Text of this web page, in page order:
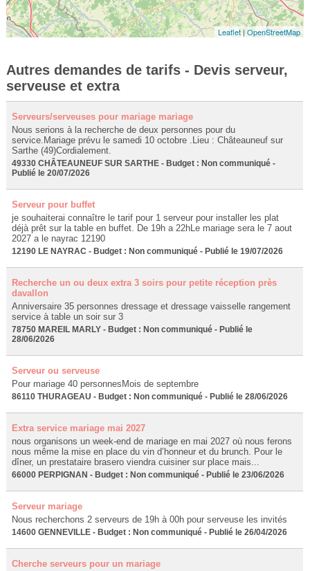
Leaflet |OpenStreetMap
Autres demandes de tarifs - Devis serveur,
serveuse et extra
Serveurs/serveuses pour mariage mariage
Nous serions à la recherche de deux personnes pour du
service.Mariage prévu le samedi 10 octobre .Lieu : Châteauneuf sur
Sarthe (49)Cordialement.
49330 CHÂTEAUNEUF SUR SARTHE - Budget : Non communiqué -
Publié le 20/07/2026
Serveur pour buffet
je souhaiterai connaître le tarif pour 1 serveur pour installer les plat
déjà prêt sur la table en buffet. De 19h a 22hLe mariage sera le 7 aout
2027 a le nayrac 12190
12190 LE NAYRAC - Budget : Non communiqué - Publié le 19/07/2026
Recherche un ou deux extra 3 soirs pour petite réception près
davallon
Anniversaire 35 personnes dressage et dressage vaisselle rangement
service à table un soir sur 3
78750 MAREIL MARLY - Budget : Non communiqué - Publié le
28/06/2026
Serveur ou serveuse
Pour mariage 40 personnesMois de septembre
86110 THURAGEAU - Budget : Non communiqué - Publié le 28/06/2026
Extra service mariage mai 2027
nous organisons un week-end de mariage en mai 2027 où nous ferons
nous même la mise en place du vin d’honneur et du brunch. Pour le
dîner, un prestataire brasero viendra cuisiner sur place mais...
66000 PERPIGNAN - Budget : Non communiqué - Publié le 23/06/2026
Serveur mariage
Nous recherchons 2 serveurs de 19h à 00h pour serveuse les invités
14600 GENNEVILLE - Budget : Non communiqué - Publié le 26/04/2026
Cherche serveurs pour un mariage